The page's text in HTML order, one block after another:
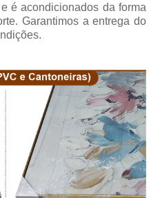
é acondicionados da forma
Garantimos a entrega do